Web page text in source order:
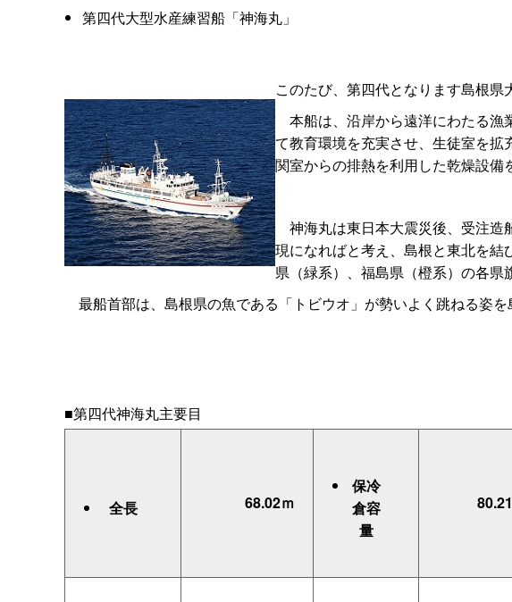
第四代大型水産練習船「神海丸」
このたび、第四代となります島根県
本船は、沿岸から遠洋にわたる漁
て教育環境を充実させ、生徒室を
関室からの排熱を利用した乾燥設備
神海丸は東日本大震災後、受注造
現になればと考え、島根と東北を
県（緑系）、福島県（橙系）の各県
最船首部は、島根県の魚である「トビウオ」が勢いよく跳ねる姿を
■第四代神海丸主要目
全長 68.02ｍ
保冷
倉容
量